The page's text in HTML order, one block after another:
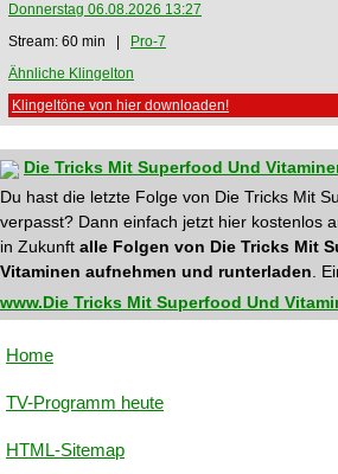
Donnerstag 06.08.2026 13:27
Stream: 60 min |
Pro-7
Ähnliche Klingelton
Klingeltöne von hier downloaden!
Die Tricks Mit Superfood Und
Du hast die letzte Folge von Die Tricks Mit
verpasst? Dann einfach jetzt hier kostenlos
in Zukunft alle Folgen von Die Tricks Mit
Vitaminen aufnehmen und runterladen .
www.Die Tricks Mit Superfood Und
Home
TV-Programm heute
HTML-Sitemap